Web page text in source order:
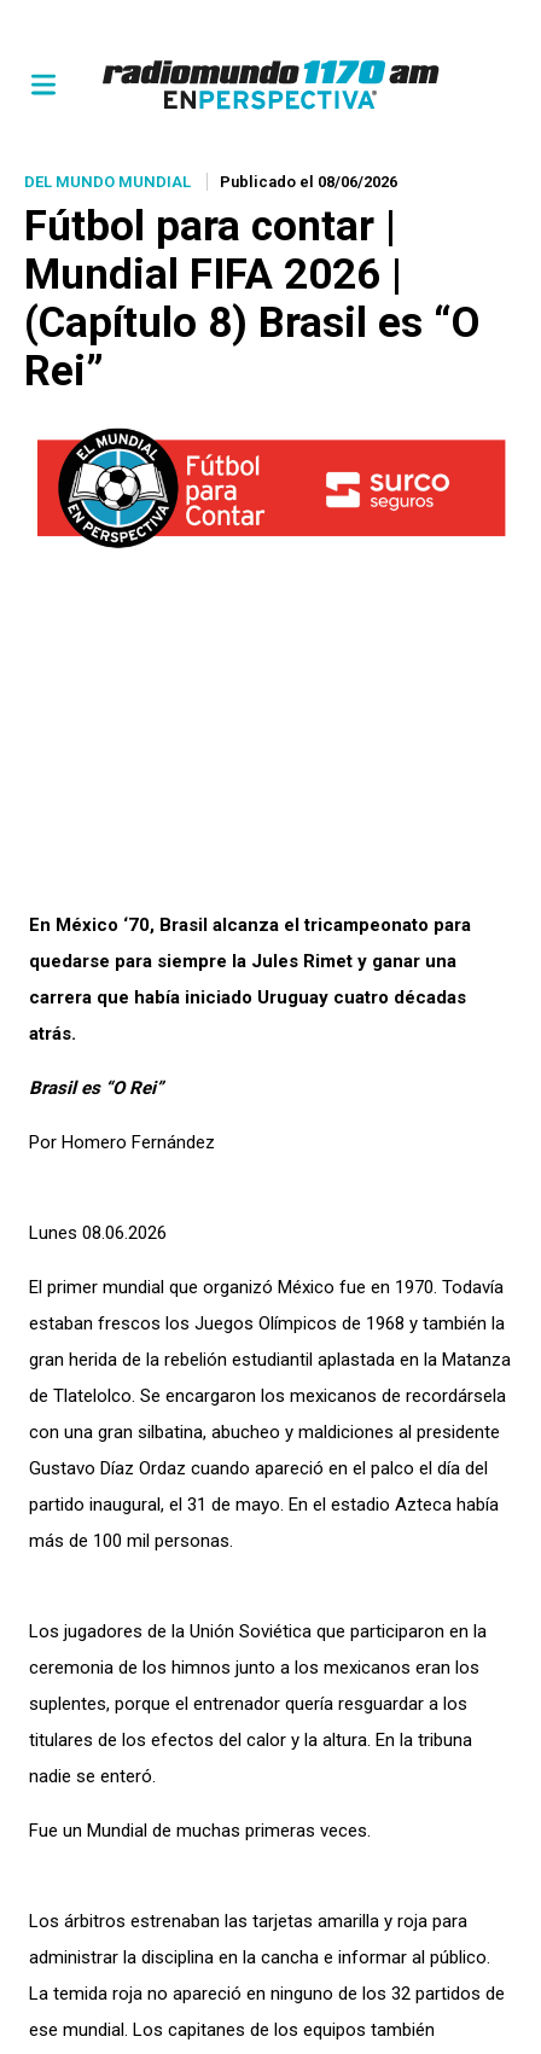
DEL MUNDO MUNDIAL Publicado el 08/06/2026
Fútbol para contar |
Mundial FIFA 2026 |
(Capítulo 8) Brasil es “O
Rei”
En México ‘70, Brasil alcanza el tricampeonato para
quedarse para siempre la Jules Rimet y ganar una
carrera que había iniciado Uruguay cuatro décadas
atrás.
Brasil es “O Rei”
Por Homero Fernández
Lunes 08.06.2026
El primer mundial que organizó México fue en 1970. Todavía
estaban frescos los Juegos Olímpicos de 1968 y también la
gran herida de la rebelión estudiantil aplastada en la Matanza
de Tlatelolco. Se encargaron los mexicanos de recordársela
con una gran silbatina, abucheo y maldiciones al presidente
Gustavo Díaz Ordaz cuando apareció en el palco el día del
partido inaugural, el 31 de mayo. En el estadio Azteca había
más de 100 mil personas.
Los jugadores de la Unión Soviética que participaron en la
ceremonia de los himnos junto a los mexicanos eran los
suplentes, porque el entrenador quería resguardar a los
titulares de los efectos del calor y la altura. En la tribuna
nadie se enteró.
Fue un Mundial de muchas primeras veces.
Los árbitros estrenaban las tarjetas amarilla y roja para
administrar la disciplina en la cancha e informar al público.
La temida roja no apareció en ninguno de los 32 partidos de
ese mundial. Los capitanes de los equipos también